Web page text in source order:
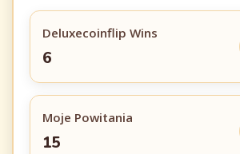
Deluxecoinflip Wins
6
Moje Powitania
15